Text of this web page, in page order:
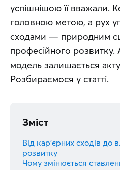
успішнішою її вважали.
головною метою, а рух
сходами — природним
професійного розвитку.
модель залишається
Розбираємося у статті.
Зміст
Від кар'єрних сходів до
розвитку
Чому змінюється